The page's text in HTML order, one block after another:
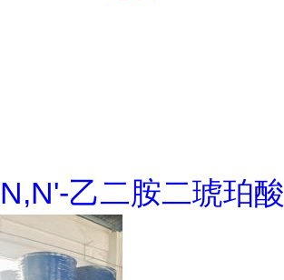
N,N'-乙二胺二琥珀酸